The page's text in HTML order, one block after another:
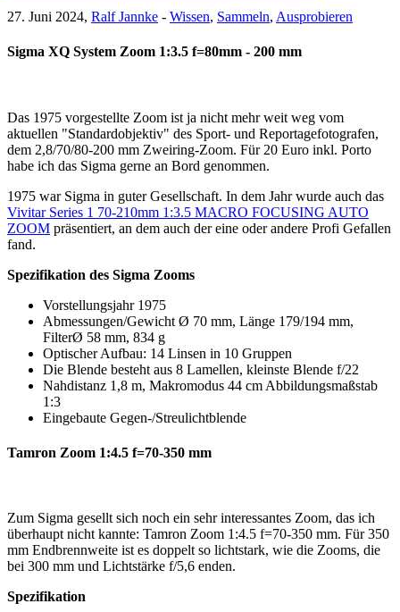
27. Juni 2024, Ralf Jannke - Wissen, Sammeln, Ausprobieren
Sigma XQ System Zoom 1:3.5 f=80mm - 200 mm
Das 1975 vorgestellte Zoom ist ja nicht mehr weit weg vom
aktuellen "Standardobjektiv" des Sport- und Reportagefotografen,
dem 2,8/70/80-200 mm Zweiring-Zoom. Für 20 Euro inkl. Porto
habe ich das Sigma gerne an Bord genommen.
1975 war Sigma in guter Gesellschaft. In dem Jahr wurde auch das
Vivitar Series 1 70-210mm 1:3.5 MACRO FOCUSING AUTO
ZOOM präsentiert, an dem auch der eine oder andere Profi Gefallen
fand.
Spezifikation des Sigma Zooms
Vorstellungsjahr 1975
Abmessungen/Gewicht Ø 70 mm, Länge 179/194 mm,
FilterØ 58 mm, 834 g
Optischer Aufbau: 14 Linsen in 10 Gruppen
Die Blende besteht aus 8 Lamellen, kleinste Blende f/22
Nahdistanz 1,8 m, Makromodus 44 cm Abbildungsmaßstab
1:3
Eingebaute Gegen-/Streulichtblende
Tamron Zoom 1:4.5 f=70-350 mm
Zum Sigma gesellt sich noch ein sehr interessantes Zoom, das ich
überhaupt nicht kannte: Tamron Zoom 1:4.5 f=70-350 mm. Für 350
mm Endbrennweite ist es doppelt so lichtstark, wie die Zooms, die
bei 300 mm und Lichtstärke f/5,6 enden.
Spezifikation